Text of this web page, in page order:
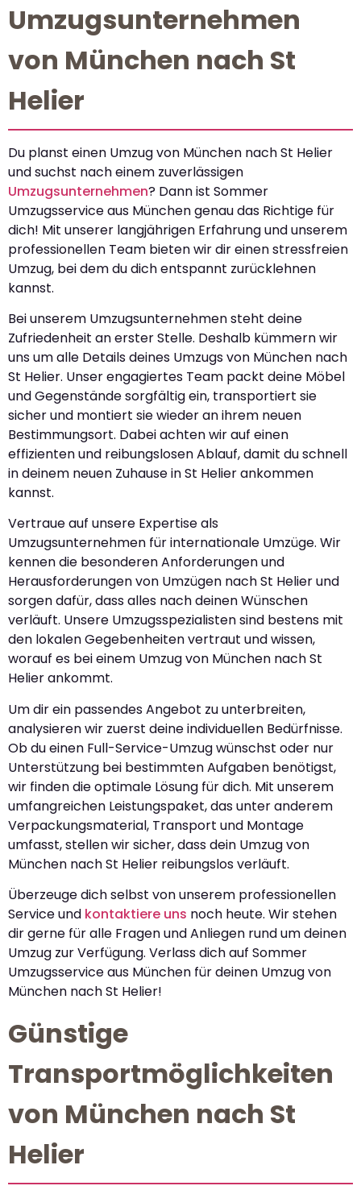
Umzugsunternehmen
von München nach St
Helier
Du planst einen Umzug von München nach St Helier
und suchst nach einem zuverlässigen
Umzugsunternehmen? Dann ist Sommer
Umzugsservice aus München genau das Richtige für
dich! Mit unserer langjährigen Erfahrung und unserem
professionellen Team bieten wir dir einen stressfreien
Umzug, bei dem du dich entspannt zurücklehnen
kannst.
Bei unserem Umzugsunternehmen steht deine
Zufriedenheit an erster Stelle. Deshalb kümmern wir
uns um alle Details deines Umzugs von München nach
St Helier. Unser engagiertes Team packt deine Möbel
und Gegenstände sorgfältig ein, transportiert sie
sicher und montiert sie wieder an ihrem neuen
Bestimmungsort. Dabei achten wir auf einen
effizienten und reibungslosen Ablauf, damit du schnell
in deinem neuen Zuhause in St Helier ankommen
kannst.
Vertraue auf unsere Expertise als
Umzugsunternehmen für internationale Umzüge. Wir
kennen die besonderen Anforderungen und
Herausforderungen von Umzügen nach St Helier und
sorgen dafür, dass alles nach deinen Wünschen
verläuft. Unsere Umzugsspezialisten sind bestens mit
den lokalen Gegebenheiten vertraut und wissen,
worauf es bei einem Umzug von München nach St
Helier ankommt.
Um dir ein passendes Angebot zu unterbreiten,
analysieren wir zuerst deine individuellen Bedürfnisse.
Ob du einen Full-Service-Umzug wünschst oder nur
Unterstützung bei bestimmten Aufgaben benötigst,
wir finden die optimale Lösung für dich. Mit unserem
umfangreichen Leistungspaket, das unter anderem
Verpackungsmaterial, Transport und Montage
umfasst, stellen wir sicher, dass dein Umzug von
München nach St Helier reibungslos verläuft.
Überzeuge dich selbst von unserem professionellen
Service und kontaktiere uns noch heute. Wir stehen
dir gerne für alle Fragen und Anliegen rund um deinen
Umzug zur Verfügung. Verlass dich auf Sommer
Umzugsservice aus München für deinen Umzug von
München nach St Helier!
Günstige
Transportmöglichkeiten
von München nach St
Helier